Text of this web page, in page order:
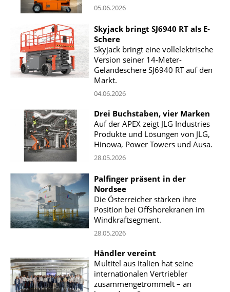
05.06.2026
Skyjack bringt SJ6940 RT als E-
Schere
Skyjack bringt eine vollelektrische
Version seiner 14-Meter-
Geländeschere SJ6940 RT auf den
Markt.
04.06.2026
Drei Buchstaben, vier Marken
Auf der APEX zeigt JLG Industries
Produkte und Lösungen von JLG,
Hinowa, Power Towers und Ausa.
28.05.2026
Palfinger präsent in der
Nordsee
Die Österreicher stärken ihre
Position bei Offshorekranen im
Windkraftsegment.
28.05.2026
Händler vereint
Multitel aus Italien hat seine
internationalen Vertriebler
zusammengetrommelt – an